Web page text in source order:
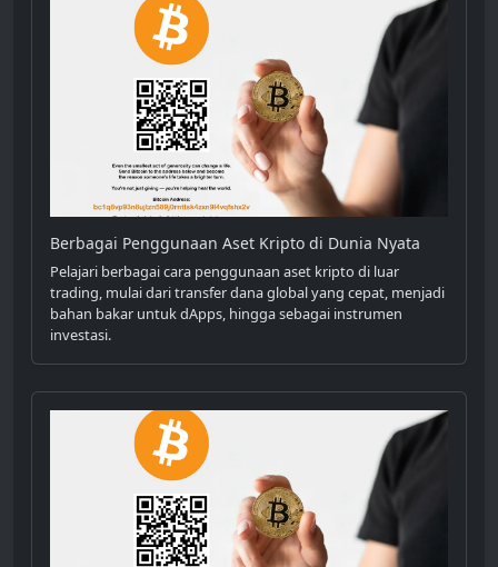
Berbagai Penggunaan Aset Kripto di Dunia Nyata
Pelajari berbagai cara penggunaan aset kripto di luar
trading, mulai dari transfer dana global yang cepat, menjadi
bahan bakar untuk dApps, hingga sebagai instrumen
investasi.